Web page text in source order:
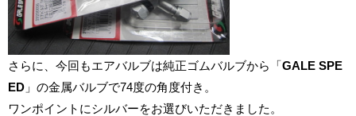
さらに、今回もエアバルブは純正ゴムバルブから「GALE SPE
ED 」の金属バルブで74度の角度付き。
ワンポイントにシルバーをお選びいただきました。